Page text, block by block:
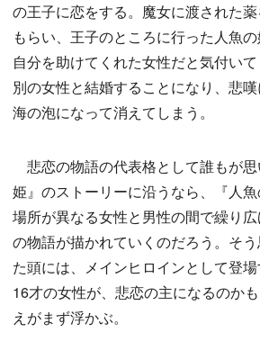
の王子に恋をする。魔女に渡された
もらい、王子のところに行った人魚
自分を助けてくれた女性だと気付い
別の女性と結婚することになり、悲
海の泡になって消えてしまう。
悲恋の物語の代表格として誰もが
姫』のストーリーに沿うなら、『人
場所が異なる女性と男性の間で繰り
の物語が描かれていくのだろう。そ
た頭には、メインヒロインとして登
16才の女性が、悲恋の主になるのか
えがまず浮かぶ。